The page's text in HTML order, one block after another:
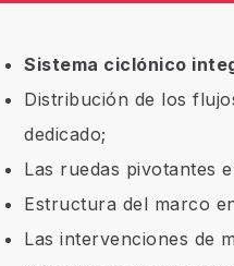
Sistema ciclónico
Distribución de los
dedicado;
Las ruedas pivotantes
Estructura del marco
Las intervenciones de